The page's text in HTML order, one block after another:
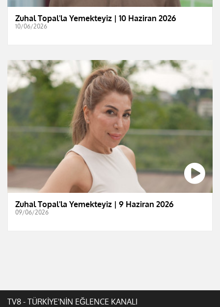
Zuhal Topal'la Yemekteyiz | 10 Haziran 2026
10/06/2026
Zuhal Topal'la Yemekteyiz | 9 Haziran 2026
09/06/2026
TV8 - TÜRKİYE'NİN EĞLENCE KANALI